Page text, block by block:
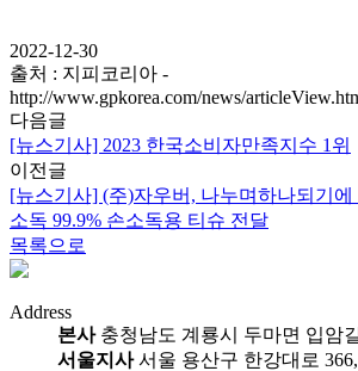
2022-12-30
출처 : 지피코리아 -
http://www.gpkorea.com/news/
다음글
[뉴스기사] 2023 한국소비자만족지수 1위
이전글
[뉴스기사] (주)자우버, 나누며하나되기에
소독 99.9% 손소독용 티슈 전달
목록으로
Address
본사 충청남도 계룡시 두마면 입암
서울지사 서울 용산구 한강대로